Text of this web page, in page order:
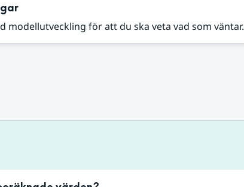
modellutveckling för att du ska veta vad som väntar.